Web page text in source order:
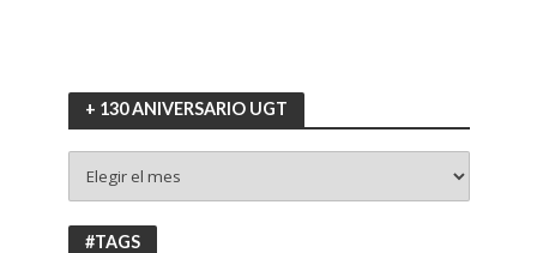
+ 130 ANIVERSARIO UGT
130
ANIVERSARIO
UGT
#TAGS